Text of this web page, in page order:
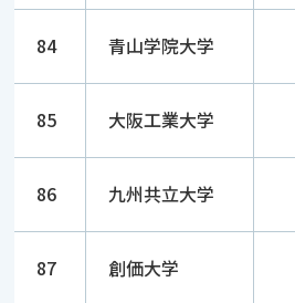
84 青山学院大学
85 大阪工業大学
86 九州共立大学
87 創価大学